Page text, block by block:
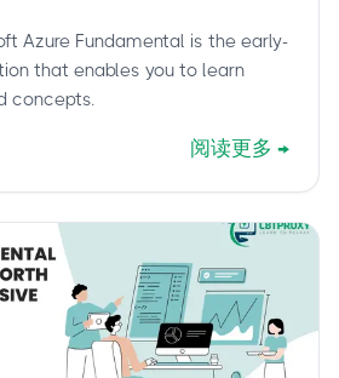
Azure Fundamental is the early-
that enables you to learn
concepts.
阅读更多 →